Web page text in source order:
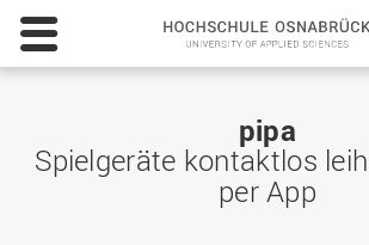
pipa
Spielgeräte kontaktlos
per App